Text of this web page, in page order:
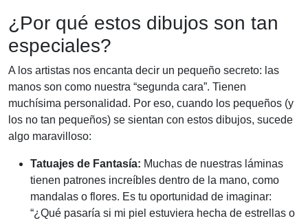
¿Por qué estos dibujos son tan
especiales?
A los artistas nos encanta decir un pequeño secreto: las
manos son como nuestra “segunda cara”. Tienen
muchísima personalidad. Por eso, cuando los pequeños (y
los no tan pequeños) se sientan con estos dibujos, sucede
algo maravilloso:
Tatuajes de Fantasía: Muchas de nuestras láminas
tienen patrones increíbles dentro de la mano, como
mandalas o flores. Es tu oportunidad de imaginar:
“¿Qué pasaría si mi piel estuviera hecha de estrellas o